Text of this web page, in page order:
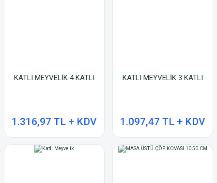
KATLI MEYVELİK 4 KATLI
1.316,97 TL + KDV
KATLI MEYVELİK 3 KATLI
1.097,47 TL + KDV